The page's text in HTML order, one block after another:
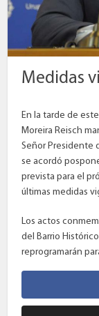
Medidas
En la tarde de
Moreira Reisch
Señor Presidente
se acordó
prevista para el
últimas medidas
Los actos
del Barrio
reprogramarán